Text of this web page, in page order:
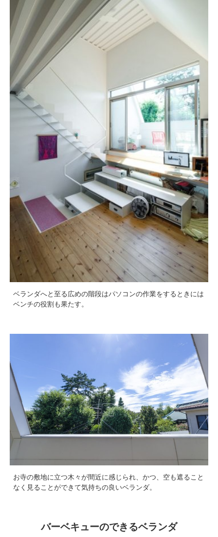
ベランダへと至る広めの階段はパソコンの作業をするときには
ベンチの役割も果たす。
お寺の敷地に立つ木々が間近に感じられ、かつ、空も遮ること
なく見ることができて気持ちの良いベランダ。
バーベキューのできるベランダ